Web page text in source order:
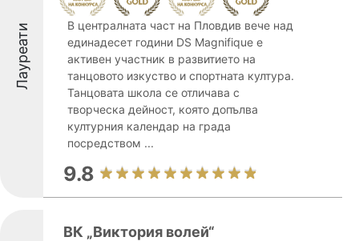
Лауреати
В централната част на Пловдив вече над
единадесет години DS Magnifique е
активен участник в развитието на
танцовото изкуство и спортната култура.
Танцовата школа се отличава с
творческа дейност, която допълва
културния календар на града
посредством ...
9.8
ВК „Виктория волей“